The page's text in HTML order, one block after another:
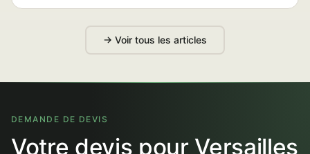
→ Voir tous les articles
DEMANDE DE DEVIS
Votre devis pour Versailles